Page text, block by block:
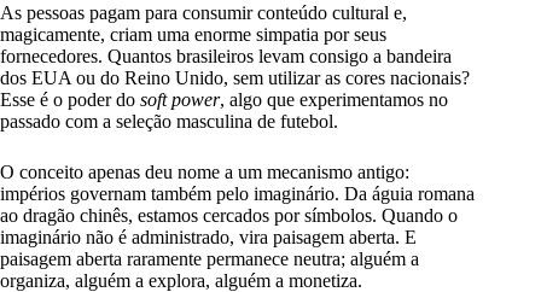
As pessoas pagam para consumir conteúdo cultural e,
magicamente, criam uma enorme simpatia por seus
fornecedores. Quantos brasileiros levam consigo a bandeira
dos EUA ou do Reino Unido, sem utilizar as cores nacionais?
Esse é o poder do soft power, algo que experimentamos no
passado com a seleção masculina de futebol.
O conceito apenas deu nome a um mecanismo antigo:
impérios governam também pelo imaginário. Da águia romana
ao dragão chinês, estamos cercados por símbolos. Quando o
imaginário não é administrado, vira paisagem aberta. E
paisagem aberta raramente permanece neutra; alguém a
organiza, alguém a explora, alguém a monetiza.